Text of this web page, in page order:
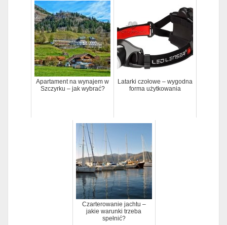
Apartament na wynajem w
Szczyrku – jak wybrać?
Latarki czołowe – wygodna
forma użytkowania
Czarterowanie jachtu –
jakie warunki trzeba
spełnić?